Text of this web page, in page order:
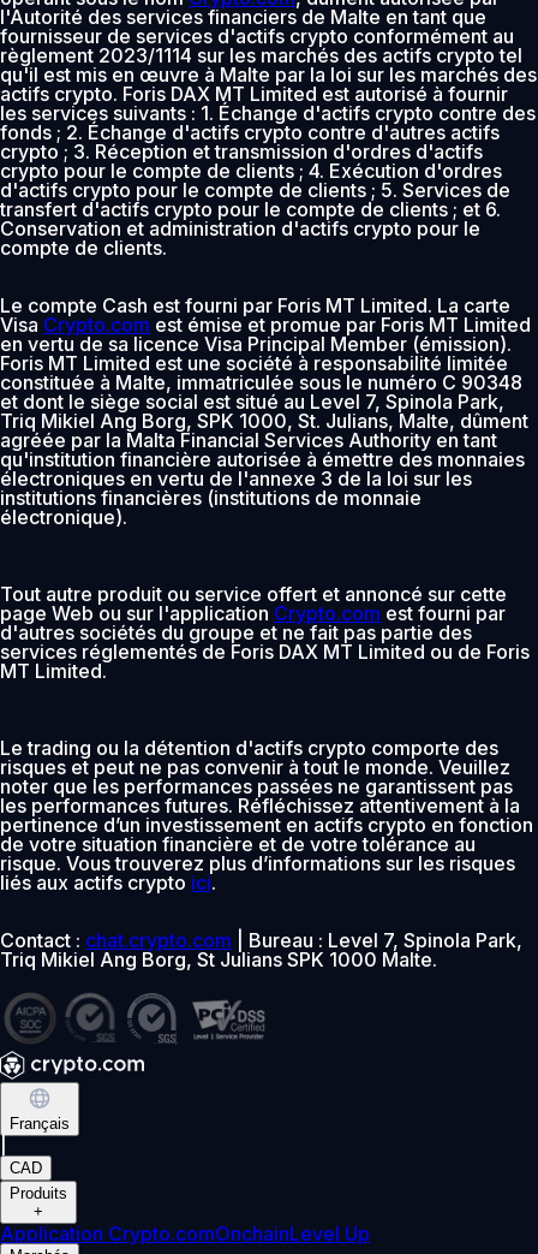
l'Autorité des services financiers de Malte en tant que
fournisseur de services d'actifs crypto conformément au
règlement 2023/1114 sur les marchés des actifs crypto tel
qu'il est mis en œuvre à Malte par la loi sur les marchés des
actifs crypto. Foris DAX MT Limited est autorisé à fournir
les services suivants : 1. Échange d'actifs crypto contre des
fonds ; 2. Échange d'actifs crypto contre d'autres actifs
crypto ; 3. Réception et transmission d'ordres d'actifs
crypto pour le compte de clients ; 4. Exécution d'ordres
d'actifs crypto pour le compte de clients ; 5. Services de
transfert d'actifs crypto pour le compte de clients ; et 6.
Conservation et administration d'actifs crypto pour le
compte de clients.
Le compte Cash est fourni par Foris MT Limited. La carte
Visa Crypto.com est émise et promue par Foris MT Limited
en vertu de sa licence Visa Principal Member (émission).
Foris MT Limited est une société à responsabilité limitée
constituée à Malte, immatriculée sous le numéro C 90348
et dont le siège social est situé au Level 7, Spinola Park,
Triq Mikiel Ang Borg, SPK 1000, St. Julians, Malte, dûment
agréée par la Malta Financial Services Authority en tant
qu'institution financière autorisée à émettre des monnaies
électroniques en vertu de l'annexe 3 de la loi sur les
institutions financières (institutions de monnaie
électronique).
Tout autre produit ou service offert et annoncé sur cette
page Web ou sur l'application Crypto.com est fourni par
d'autres sociétés du groupe et ne fait pas partie des
services réglementés de Foris DAX MT Limited ou de Foris
MT Limited.
Le trading ou la détention d'actifs crypto comporte des
risques et peut ne pas convenir à tout le monde. Veuillez
noter que les performances passées ne garantissent pas
les performances futures. Réfléchissez attentivement à la
pertinence d’un investissement en actifs crypto en fonction
de votre situation financière et de votre tolérance au
risque. Vous trouverez plus d’informations sur les risques
liés aux actifs crypto ici.
Contact : chat.crypto.com | Bureau : Level 7, Spinola Park,
Triq Mikiel Ang Borg, St Julians SPK 1000 Malte.
Français
CAD
Produits
+
Application Crypto.comOnchainLevel Up